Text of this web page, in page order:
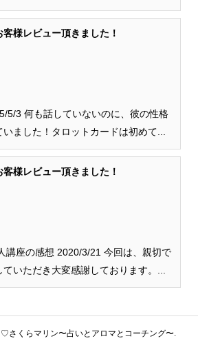
客様レビュー頂きました！
5/3 何も話していないのに、彼の性格
いました！タロットカードは初めて...
客様レビュー頂きました！
座の感想 2020/3/21 今回は、親切で
いただき大変感謝しております。...
くらマリン〜占いとアロマとコーチング〜.